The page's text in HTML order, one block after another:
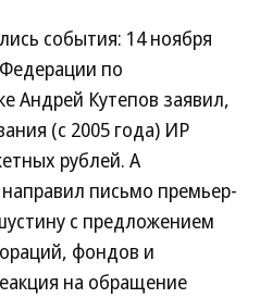
события: 14 ноября
по
Андрей Кутепов заявил,
(с 2005 года) ИР
рублей. А
письмо премьер-
с предложением
фондов и
на обращение